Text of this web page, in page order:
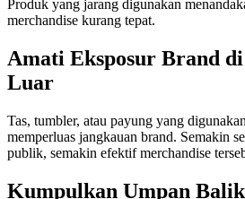
Produk yang jarang digunakan
merchandise kurang tepat.
Amati Eksposur Brand
Luar
Tas, tumbler, atau payung yang
memperluas jangkauan brand. Semakin
publik, semakin efektif merchandise
Kumpulkan Umpan